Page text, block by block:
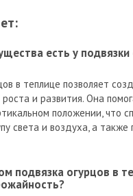
есть у подвязки
в теплице позволяет
роста и развития. Она
положении, что
света и воздуха, а также
подвязка огурцов в